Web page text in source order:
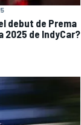
debut de Prema
2025 de IndyCar?